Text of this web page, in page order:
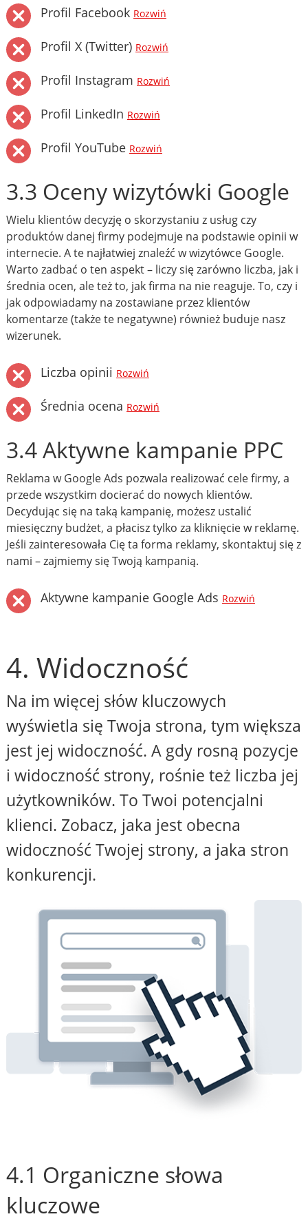
Profil Facebook Rozwiń
Profil X (Twitter) Rozwiń
Profil Instagram Rozwiń
Profil LinkedIn Rozwiń
Profil YouTube Rozwiń
3.3 Oceny wizytówki Google
Wielu klientów decyzję o skorzystaniu z usług czy
produktów danej firmy podejmuje na podstawie opinii w
internecie. A te najłatwiej znaleźć w wizytówce Google.
Warto zadbać o ten aspekt – liczy się zarówno liczba, jak i
średnia ocen, ale też to, jak firma na nie reaguje. To, czy i
jak odpowiadamy na zostawiane przez klientów
komentarze (także te negatywne) również buduje nasz
wizerunek.
Liczba opinii Rozwiń
Średnia ocena Rozwiń
3.4 Aktywne kampanie PPC
Reklama w Google Ads pozwala realizować cele firmy, a
przede wszystkim docierać do nowych klientów.
Decydując się na taką kampanię, możesz ustalić
miesięczny budżet, a płacisz tylko za kliknięcie w reklamę.
Jeśli zainteresowała Cię ta forma reklamy, skontaktuj się z
nami – zajmiemy się Twoją kampanią.
Aktywne kampanie Google Ads Rozwiń
4. Widoczność
Na im więcej słów kluczowych
wyświetla się Twoja strona, tym większa
jest jej widoczność. A gdy rosną pozycje
i widoczność strony, rośnie też liczba jej
użytkowników. To Twoi potencjalni
klienci. Zobacz, jaka jest obecna
widoczność Twojej strony, a jaka stron
konkurencji.
4.1 Organiczne słowa
kluczowe